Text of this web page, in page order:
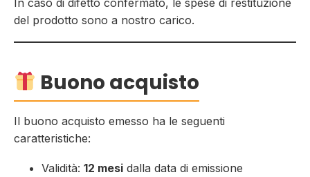
del prodotto sono a nostro carico.
Buono acquisto
Il buono acquisto emesso ha le seguenti
caratteristiche:
Validità: 12 mesi dalla data di emissione